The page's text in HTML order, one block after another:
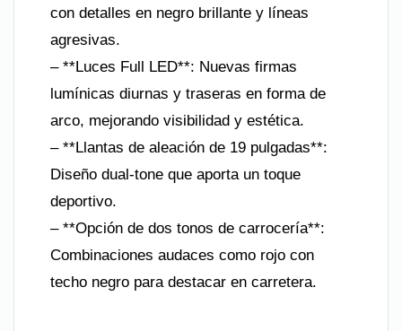
con detalles en negro brillante y líneas
agresivas.
– **Luces Full LED**: Nuevas firmas
lumínicas diurnas y traseras en forma de
arco, mejorando visibilidad y estética.
– **Llantas de aleación de 19 pulgadas**:
Diseño dual-tone que aporta un toque
deportivo.
– **Opción de dos tonos de carrocería**:
Combinaciones audaces como rojo con
techo negro para destacar en carretera.